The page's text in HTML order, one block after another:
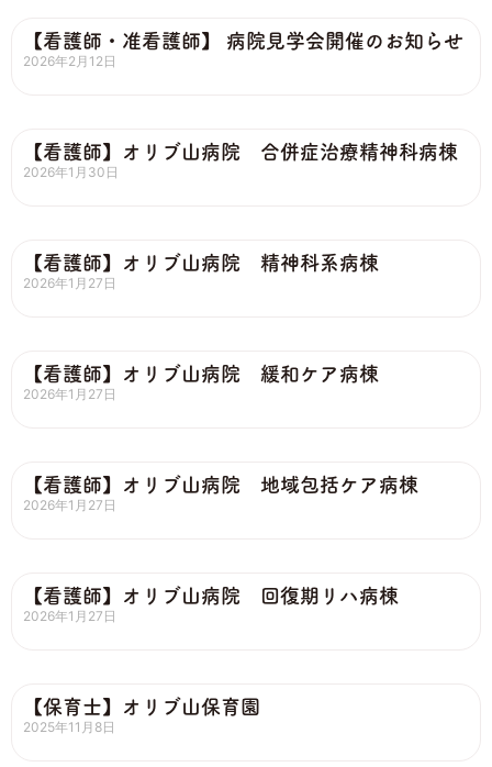
【看護師・准看護師】 病院見学会開催のお知らせ
2026年2月12日
【看護師】オリブ山病院 合併症治療精神科病棟
2026年1月30日
【看護師】オリブ山病院 精神科系病棟
2026年1月27日
【看護師】オリブ山病院 緩和ケア病棟
2026年1月27日
【看護師】オリブ山病院 地域包括ケア病棟
2026年1月27日
【看護師】オリブ山病院 回復期リハ病棟
2026年1月27日
【保育士】オリブ山保育園
2025年11月8日